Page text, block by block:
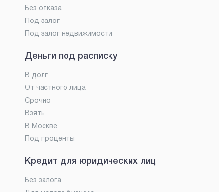
Без отказа
Под залог
Под залог недвижимости
Деньги под расписку
В долг
От частного лица
Срочно
Взять
В Москве
Под проценты
Кредит для юридических лиц
Без залога